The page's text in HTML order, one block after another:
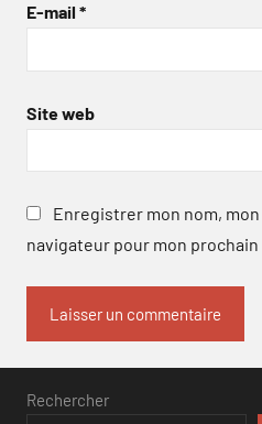
E-mail *
Site web
Enregistrer mon nom,
navigateur pour mon prochain
Rechercher